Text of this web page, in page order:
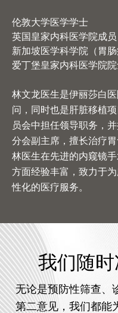
伦敦大学医学学士
英国皇家内科医学院成员
新加坡医学科学院（胃
爱丁堡皇家内科医学院
林文龙医生是伊丽莎白
问，同时也是肝脏移植
员会中担任领导职务，
分会副主席，擅长治疗
林医生在先进的内窥镜
方面经验丰富，致力于
性化的医疗服务。
我们随
无论是预防性筛查、
第二意见，我们都能